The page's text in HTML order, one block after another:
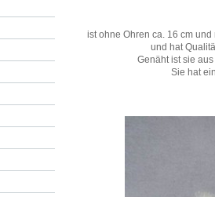
ist ohne Ohren ca. 16 cm
und hat
Genäht ist sie
Sie hat